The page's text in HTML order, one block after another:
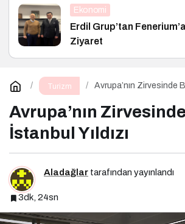
Ekonomi
Erdil Grup’tan
Ziyaret
Turizm Avrupa’nın Zirvesinde
Avrupa’nın
İstanbul Yıldızı
Aladağlar tarafından yayınlandı
3dk, 24sn